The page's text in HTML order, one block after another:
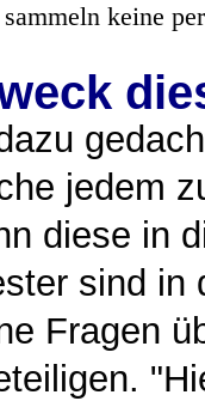
keine
jedem
diese in
sind in
Fragen